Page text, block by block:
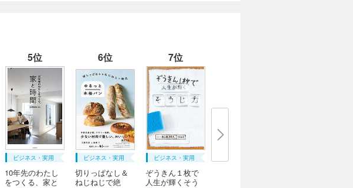
5位
ビジネス・実用
10年先のわたし
をつくる、家と
6位
ビジネス・実用
切りっぱなし＆
ねじねじで絶
7位
ビジネス・実用
ぞうきん１枚で
人生が輝くそう